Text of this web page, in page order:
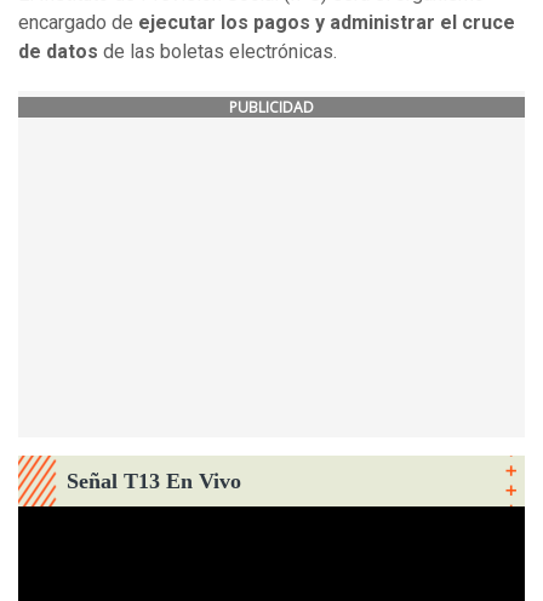
encargado de ejecutar los pagos y administrar el cruce
de datos de las boletas electrónicas.
PUBLICIDAD
Señal T13 En Vivo